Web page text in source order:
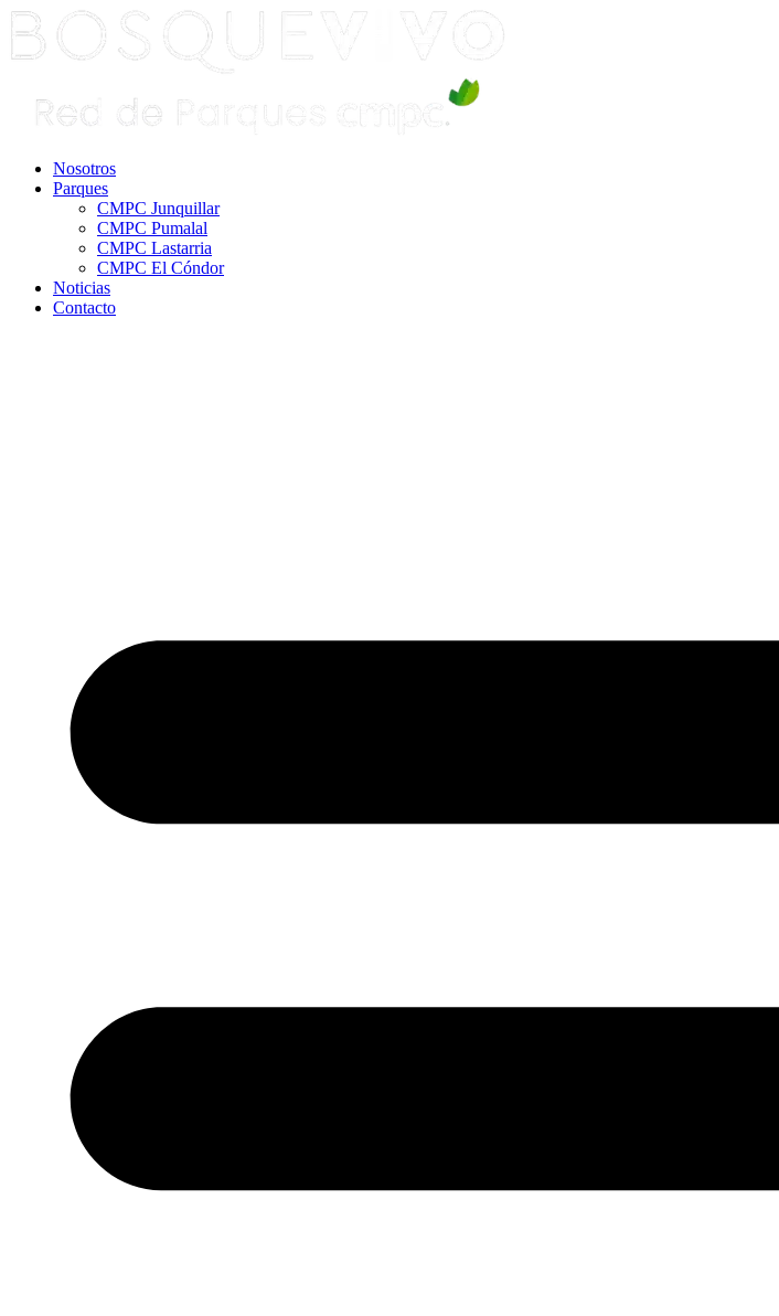
Ir
al
contenido
Nosotros
Parques
CMPC Junquillar
CMPC Pumalal
CMPC Lastarria
CMPC El Cóndor
Noticias
Contacto